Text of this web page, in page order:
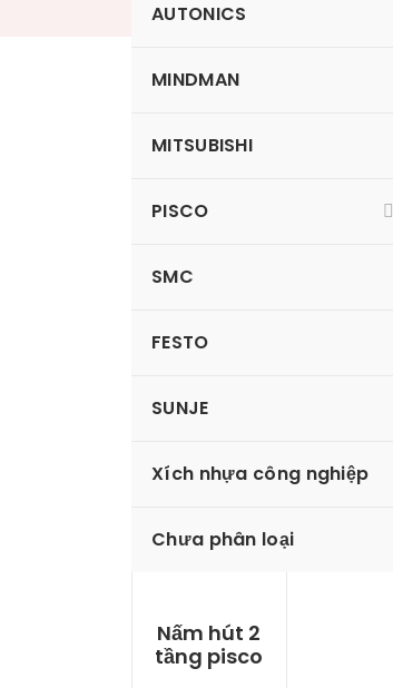
AUTONICS
MINDMAN
MITSUBISHI
PISCO
SMC
FESTO
SUNJE
Xích nhựa công nghiệp
Chưa phân loại
VP15BSE
Nấm hút 2
tầng pisco